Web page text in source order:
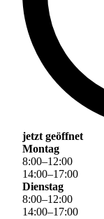
jetzt geöffnet
Montag
8:00–12:00
14:00–17:00
Dienstag
8:00–12:00
14:00–17:00